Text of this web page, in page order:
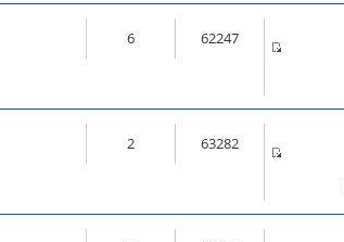
6 62247
2 63282